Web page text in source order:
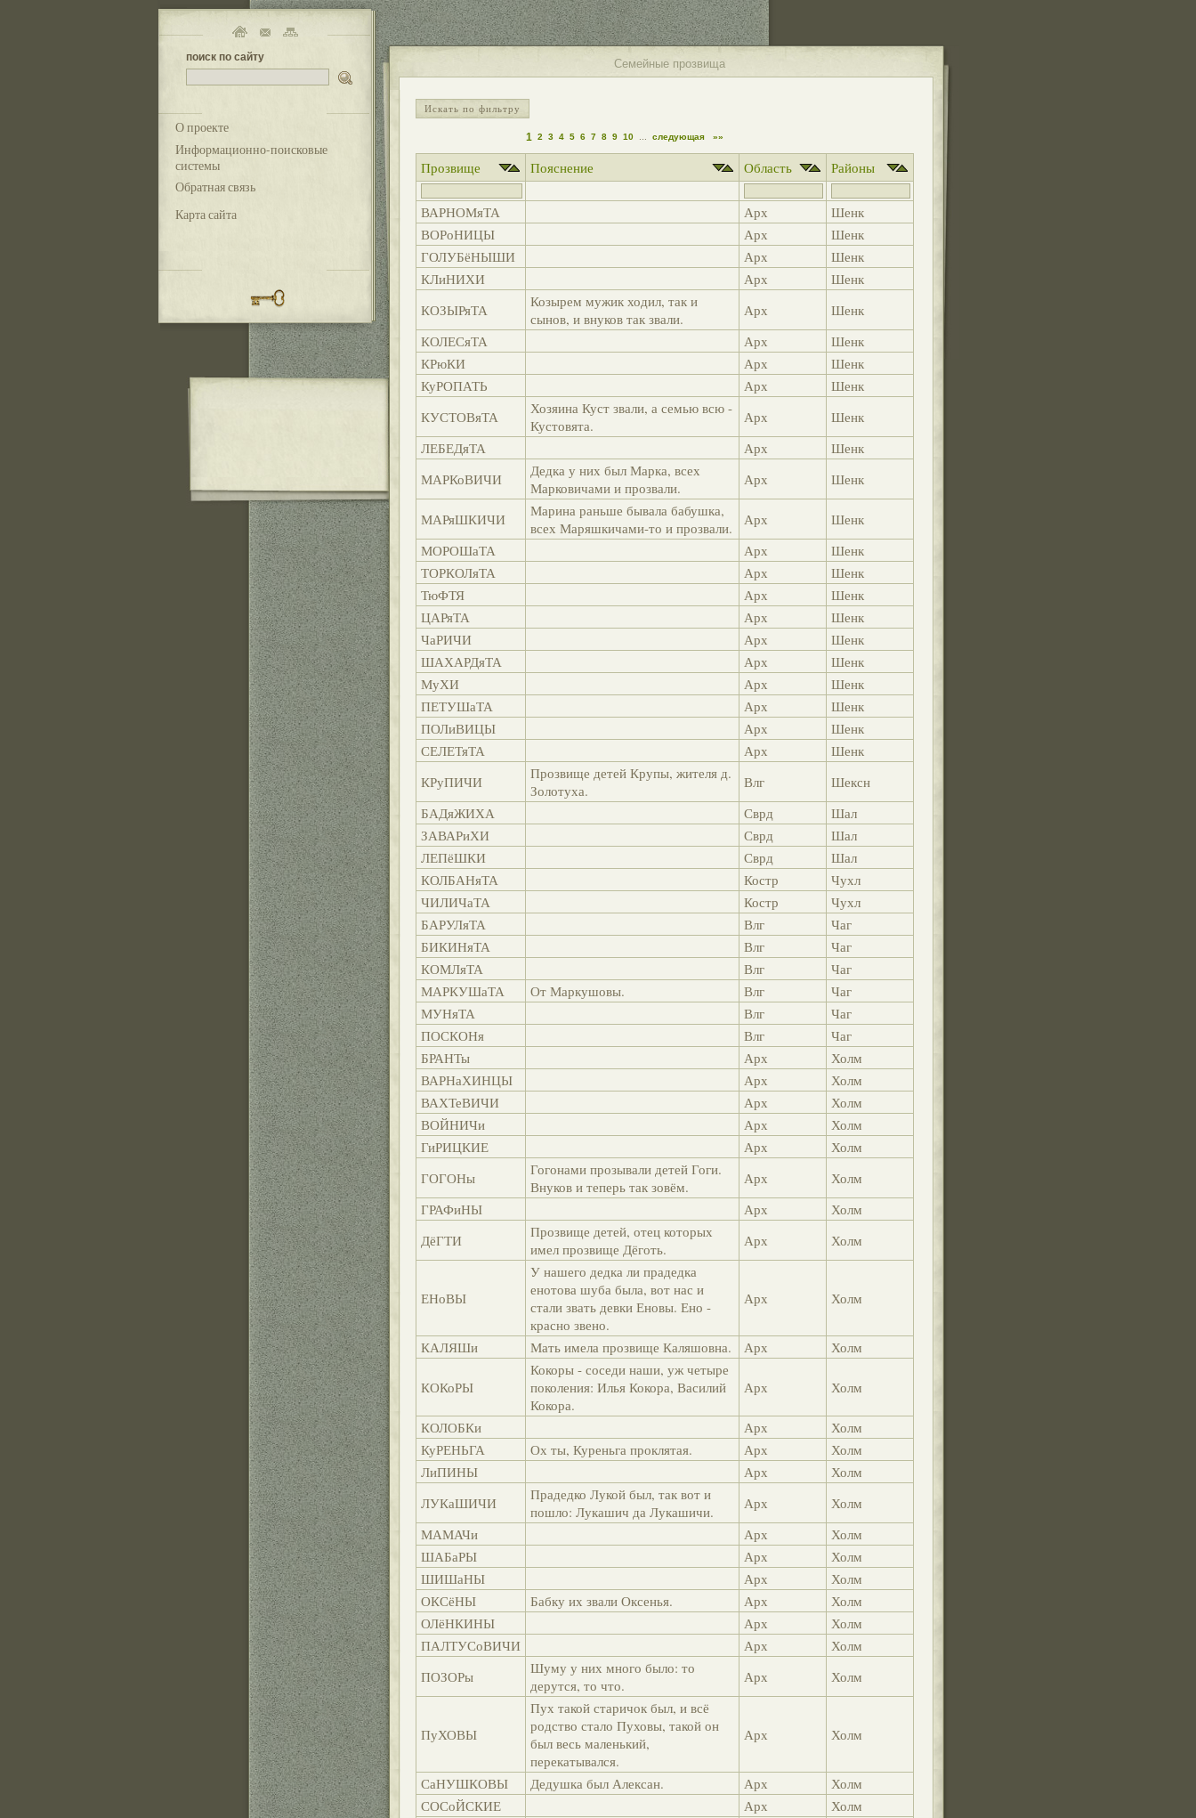
поиск по сайту
О проекте
Информационно-поисковые
системы
Обратная связь
Карта сайта
Семейные прозвища
Искать по фильтру
1 2 3 4 5 6 7 8 9 10 следующая »»
Прозвище Пояснение Область Районы
ВАРНОМяТА Арх
Шенк
ВОРоНИЦЫ
Арх
Шенк
ГОЛУБёНЫШИ
Арх
Шенк
КЛиНИХИ
Арх
Шенк
КОЗЫРяТА
Козырем мужик ходил, так и
сынов, и внуков так звали.
Арх
Шенк
КОЛЕСяТА
Арх
Шенк
КРюКИ
Арх
Шенк
КуРОПАТЬ
Арх
Шенк
КУСТОВяТА
Хозяина Куст звали, а семью всю -
Кустовята.
Арх
Шенк
ЛЕБЕДяТА
Арх
Шенк
МАРКоВИЧИ
Дедка у них был Марка, всех
Марковичами и прозвали.
Арх Шенк
МАРяШКИЧИ
Марина раньше бывала бабушка,
всех Маряшкичами-то и прозвали.
Арх
Шенк
МОРОШаТА
Арх
Шенк
ТОРКОЛяТА
Арх
Шенк
ТюФТЯ
Арх
Шенк
ЦАРяТА
Арх
Шенк
ЧаРИЧИ
Арх
Шенк
ШАХАРДяТА
Арх
Шенк
МуХИ
Арх
Шенк
ПЕТУШаТА
Арх
Шенк
ПОЛиВИЦЫ
Арх
Шенк
СЕЛЕТяТА
Арх
Шенк
КРуПИЧИ
Прозвище детей Крупы, жителя д.
Золотуха.
Влг
Шексн
БАДяЖИХА
Сврд
Шал
ЗАВАРиХИ
Сврд
Шал
ЛЕПёШКИ
Сврд
Шал
КОЛБАНяТА
Костр
Чухл
ЧИЛИЧаТА
Костр
Чухл
БАРУЛяТА
Влг
Чаг
БИКИНяТА
Влг
Чаг
КОМЛяТА
Влг
Чаг
МАРКУШаТА
От Маркушовы. Влг
Чаг
МУНяТА
Влг
Чаг
ПОСКОНя
Влг
Чаг
БРАНТы
Арх
Холм
ВАРНаХИНЦЫ
Арх
Холм
ВАХТеВИЧИ
Арх
Холм
ВОЙНИЧи
Арх
Холм
ГиРИЦКИЕ
Арх
Холм
ГОГОНы
Гогонами прозывали детей Гоги.
Внуков и теперь так зовём.
Арх
Холм
ГРАФиНЫ
Арх
Холм
ДёГТИ
Прозвище детей, отец которых
имел прозвище Дёготь.
Арх Холм
ЕНоВЫ
У нашего дедка ли прадедка
енотова шуба была, вот нас и
стали звать девки Еновы. Ено -
красно звено.
Арх Холм
КАЛЯШи Мать имела прозвище Каляшовна. Арх Холм
КОКоРЫ
Кокоры - соседи наши, уж четыре
поколения: Илья Кокора, Василий
Кокора.
Арх Холм
КОЛОБКи Арх
Холм
КуРЕНЬГА
Ох ты, Куреньга проклятая. Арх
Холм
ЛиПИНЫ
Арх
Холм
ЛУКаШИЧИ
Прадедко Лукой был, так вот и
пошло: Лукашич да Лукашичи.
Арх
Холм
МАМАЧи
Арх
Холм
ШАБаРЫ
Арх
Холм
ШИШаНЫ
Арх
Холм
ОКСёНЫ
Бабку их звали Оксенья. Арх
Холм
ОЛёНКИНЫ
Арх
Холм
ПАЛТУСоВИЧИ
Арх
Холм
ПОЗОРы
Шуму у них много было: то
дерутся, то что.
Арх Холм
ПуХОВЫ
Пух такой старичок был, и всё
родство стало Пуховы, такой он
был весь маленький,
перекатывался.
Арх Холм
СаНУШКОВЫ Дедушка был Алексан. Арх
Холм
СОСоЙСКИЕ
Арх Холм